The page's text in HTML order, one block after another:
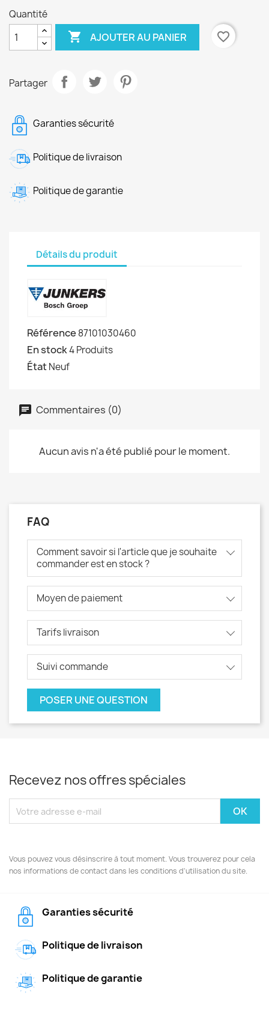
Quantité
 AJOUTER AU PANIER favorite_border
Partager
Garanties sécurité
Politique de livraison
Politique de garantie
Détails du produit
Référence 87101030460
En stock4 Produits
ÉtatNeuf
Commentaires (0)
Aucun avis n'a été publié pour le moment.
FAQ
Comment savoir si l'article que je souhaite
commander est en stock ?
Moyen de paiement
Tarifs livraison
Suivi commande
POSER UNE QUESTION
Recevez nos offres spéciales
Vous pouvez vous désinscrire à tout moment. Vous trouverez pour cela
nos informations de contact dans les conditions d'utilisation du site.
Garanties sécurité
Politique de livraison
Politique de garantie